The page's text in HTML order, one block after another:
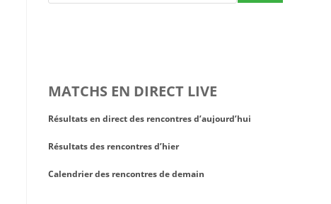
MATCHS EN DIRECT LIVE
Résultats en direct des rencontres d’aujourd’hui
Résultats des rencontres d’hier
Calendrier des rencontres de demain